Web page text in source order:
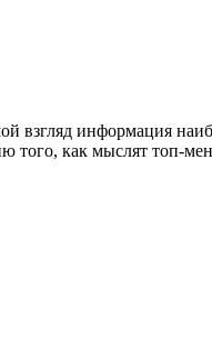
взгляд информация
того, как мыслят топ-